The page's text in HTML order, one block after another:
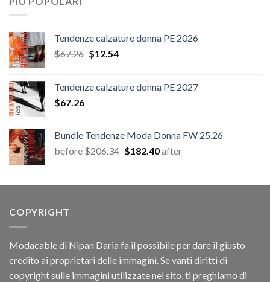
Tendenze calzature donna PE 2026
$67.26 Il
era:
$12.54Il
è:
Tendenze calzature donna PE 2027
$67.26
Bundle Tendenze Moda Donna FW 25.26
before$206.34 Il
era:
$182.40Il
è:
after
COPYRIGHT
Modacable di Nipan Daria fa il possibile per dare il giusto
credito ai proprietari delle immagini. Se vanti diritti di
copyright sulle immagini utilizzate nel sito, ti preghiamo di